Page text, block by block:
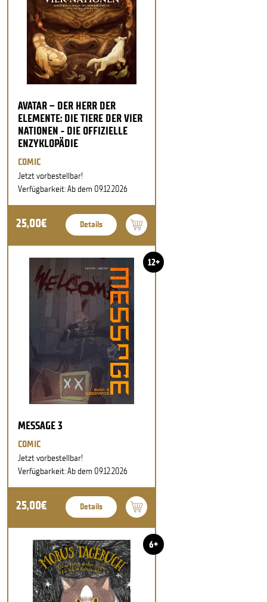
AVATAR – DER HERR DER
ELEMENTE: DIE TIERE DER VIER
NATIONEN - DIE OFFIZIELLE
ENZYKLOPÄDIE
COMIC
Jetzt vorbestellbar!
Verfügbarkeit: Ab dem 09.12.2026
25,00€ Details
12+
MESSAGE 3
COMIC
Jetzt vorbestellbar!
Verfügbarkeit: Ab dem 09.12.2026
25,00€ Details
6+